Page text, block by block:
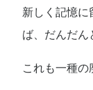
新しく記憶に
ば、だんだん
これも一種の